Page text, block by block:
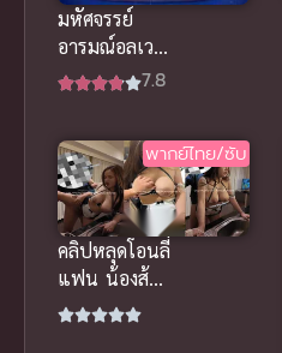
มหัศจรรย์
อารมณ์อลเวง
2 (2024) 7.8
พากย์ไทย/ซับ
คลิปหลุดโอนลี่
แฟน น้องส้ม
ชุดทำกับข้าว